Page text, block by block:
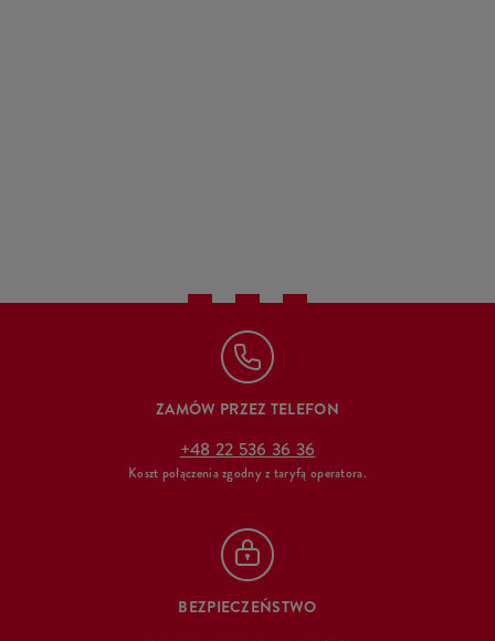
ZAMÓW PRZEZ TELEFON
+48 22 536 36 36
Koszt połączenia zgodny z taryfą operatora.
BEZPIECZEŃSTWO